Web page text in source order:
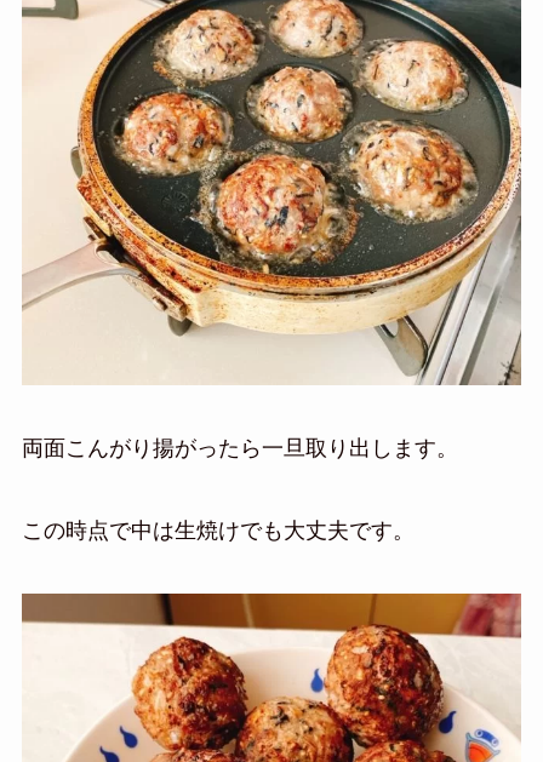
両面こんがり揚がったら一旦取り出します。
この時点で中は生焼けでも大丈夫です。